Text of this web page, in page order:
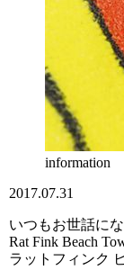
information
2017.07.31
いつもお世話に
Rat Fink Beach
ラットフィンク